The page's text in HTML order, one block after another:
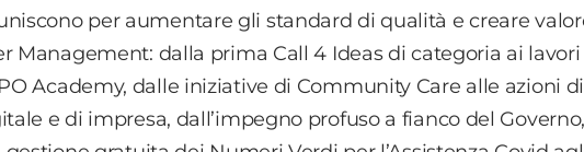
per aumentare gli standard di qualità e creare
Management: dalla prima Call 4 Ideas di categoria ai
Academy, dalle iniziative di Community Care alle azioni di
e di impresa, dall’impegno profuso a fianco del